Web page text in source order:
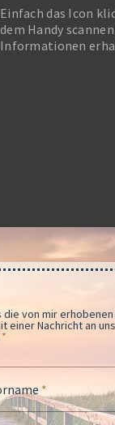
Einfach das Icon
dem Handy
Informationen
*
von mir
einer Nachricht an
*